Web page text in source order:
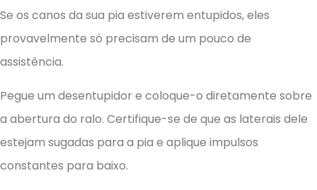
Se os canos da sua pia estiverem entupidos, eles
provavelmente só precisam de um pouco de
assistência.
Pegue um desentupidor e coloque-o diretamente sobre
a abertura do ralo. Certifique-se de que as laterais dele
estejam sugadas para a pia e aplique impulsos
constantes para baixo.